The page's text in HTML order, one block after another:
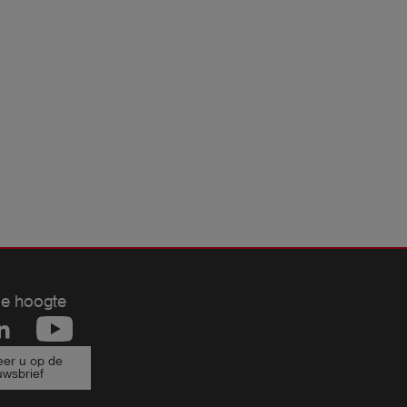
hoogte
u op de